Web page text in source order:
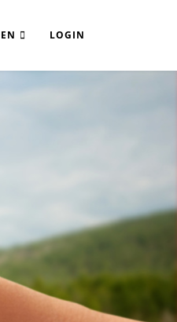
LOGIN